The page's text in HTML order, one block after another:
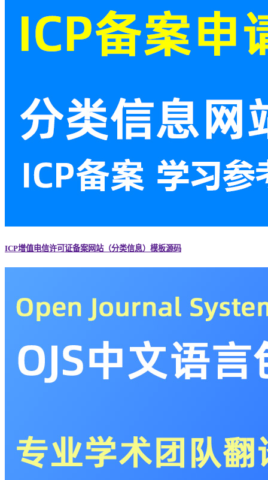
ICP增值电信许可证备案网站（分类信息）模板源码